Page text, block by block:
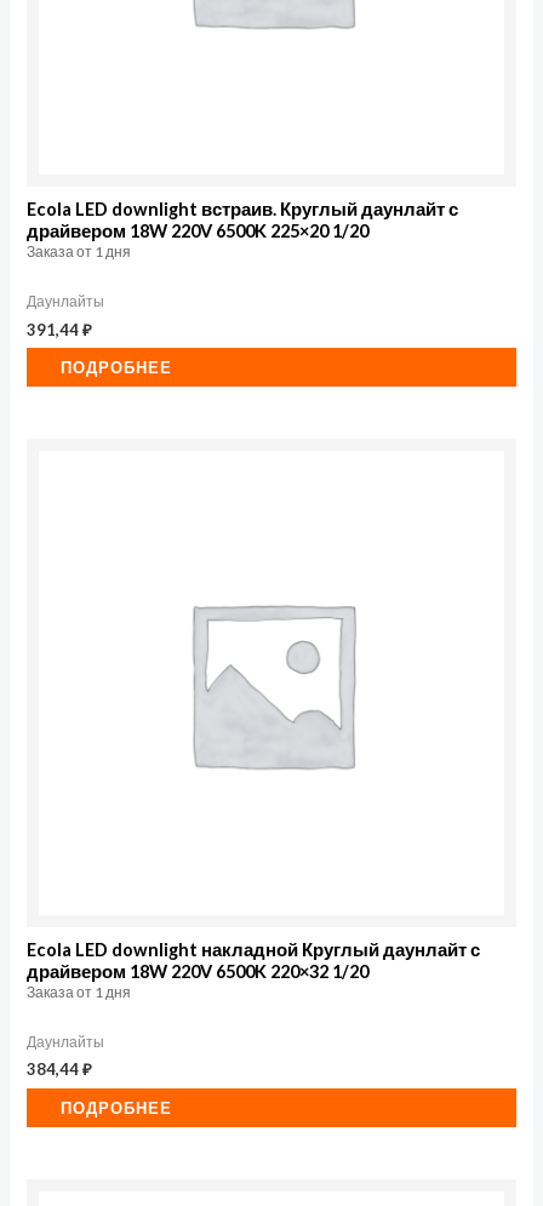
Ecola LED downlight встраив. Круглый даунлайт с
драйвером 18W 220V 6500K 225×20 1/20
Заказа от 1 дня
Даунлайты
391,44₽
ПОДРОБНЕЕ
Ecola LED downlight накладной Круглый даунлайт с
драйвером 18W 220V 6500K 220×32 1/20
Заказа от 1 дня
Даунлайты
384,44₽
ПОДРОБНЕЕ